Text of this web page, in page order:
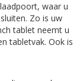
waar u
Zo is uw
tablet neemt u
tabletvak. Ook is